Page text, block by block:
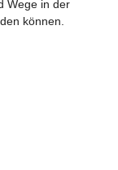
Wege in der
können.